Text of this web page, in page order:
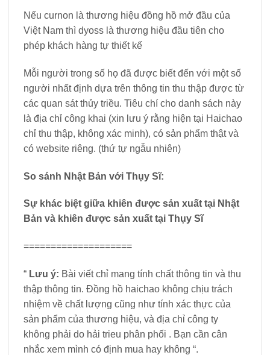
Nếu curnon là thương hiệu đồng hồ mở đầu của
Việt Nam thì dyoss là thương hiệu đầu tiên cho
phép khách hàng tự thiết kế
Mỗi người trong số họ đã được biết đến với một số
người nhất định dựa trên thông tin thu thập được từ
các quan sát thủy triều. Tiêu chí cho danh sách này
là địa chỉ công khai (xin lưu ý rằng hiện tại Haichao
chỉ thu thập, không xác minh), có sản phẩm thật và
có website riêng. (thứ tự ngẫu nhiên)
So sánh Nhật Bản với Thụy Sĩ:
Sự khác biệt giữa khiên được sản xuất tại Nhật
Bản và khiên được sản xuất tại Thụy Sĩ
====================
“ Lưu ý: Bài viết chỉ mang tính chất thông tin và thu
thập thông tin. Đồng hồ haichao không chịu trách
nhiệm về chất lượng cũng như tính xác thực của
sản phẩm của thương hiệu, và địa chỉ công ty
không phải do hải trieu phân phối . Bạn cần cân
nhắc xem mình có định mua hay không “.